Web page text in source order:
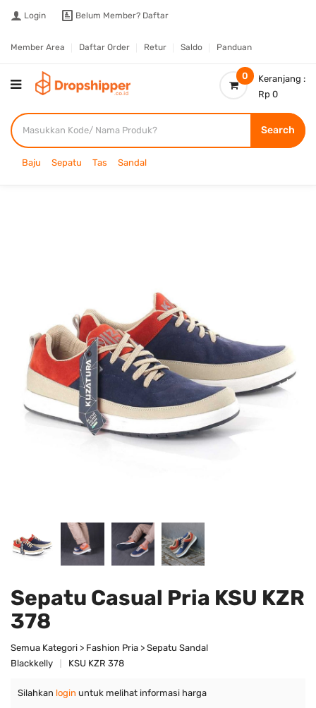
Login Belum Member? Daftar
Member Area Daftar Order Retur Saldo Panduan
0
Keranjang :
Rp 0
Search
Baju Sepatu Tas Sandal
Sepatu Casual Pria KSU KZR
378
Semua Kategori > Fashion Pria > Sepatu Sandal
Blackkelly
KSU KZR 378
Silahkan login untuk melihat informasi harga